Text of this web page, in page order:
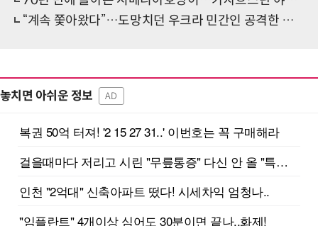
“계속 쫓아왔다”…도망치던 우크라 민간인 공격한 러 자폭 드론
놓치면 아쉬운 정보 AD